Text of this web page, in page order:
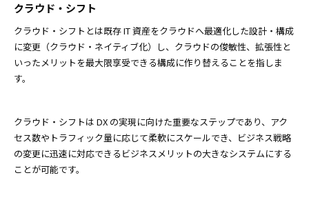
クラウド・シフト
クラウド・シフトとは既存 IT 資産をクラウドへ最適化した設計・構成
に変更（クラウド・ネイティブ化）し、クラウドの俊敏性、拡張性と
いったメリットを最大限享受できる構成に作り替えることを指しま
す。
クラウド・シフトは DX の実現に向けた重要なステップであり、アク
セス数やトラフィック量に応じて柔軟にスケールでき、ビジネス戦略
の変更に迅速に対応できるビジネスメリットの大きなシステムにする
ことが可能です。